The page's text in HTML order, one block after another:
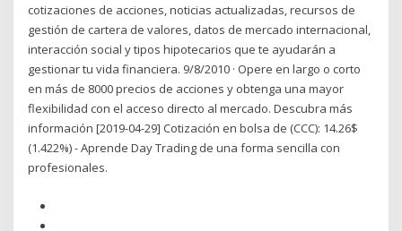
cotizaciones de acciones, noticias actualizadas, recursos de
gestión de cartera de valores, datos de mercado internacional,
interacción social y tipos hipotecarios que te ayudarán a
gestionar tu vida financiera. 9/8/2010 · Opere en largo o corto
en más de 8000 precios de acciones y obtenga una mayor
flexibilidad con el acceso directo al mercado. Descubra más
información [2019-04-29] Cotización en bolsa de (CCC): 14.26$
(1.422%) - Aprende Day Trading de una forma sencilla con
profesionales.